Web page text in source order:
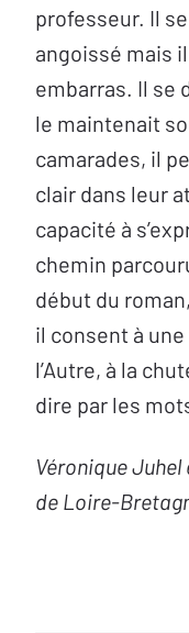
professeur. Il
angoissé mais
embarras. Il se
le maintenait
camarades, il
clair dans leur
capacité à
chemin
début du
il consent à
l’Autre, à la
dire par les
Véronique Juhel
de Loire-